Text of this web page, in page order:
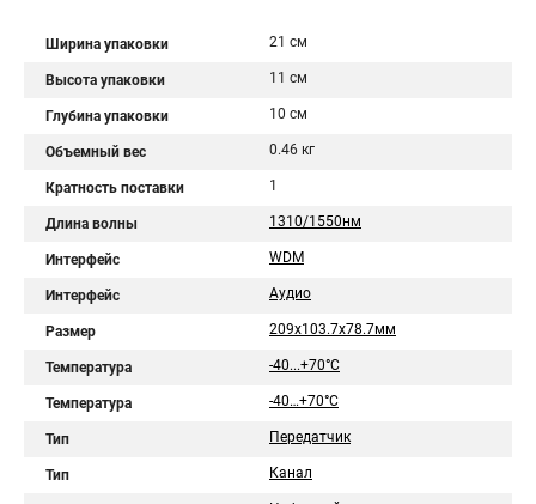
Ширина упаковки 21 см
Высота упаковки 11 см
Глубина упаковки 10 см
Объемный вес 0.46 кг
Кратность поставки 1
Длина волны 1310/1550нм
Интерфейс WDM
Интерфейс Аудио
Размер 209x103.7x78.7мм
Температура -40...+70°С
Температура -40…+70°С
Тип Передатчик
Тип Канал